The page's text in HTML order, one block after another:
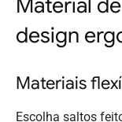
Material
design
Materiais
Escolha saltos